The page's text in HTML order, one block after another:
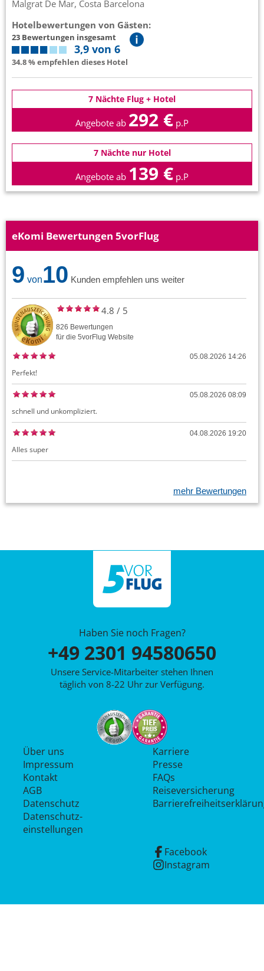
Malgrat De Mar, Costa Barcelona
Hotelbewertungen von Gästen:
23 Bewertungen insgesamt
3,9 von 6
34.8 % empfehlen dieses Hotel
7 Nächte Flug + Hotel
Angebote ab 292 € p.P
7 Nächte nur Hotel
Angebote ab 139 € p.P
eKomi Bewertungen 5vorFlug
9 von10 Kunden empfehlen uns weiter
4.8 / 5
826 Bewertungen
für die 5vorFlug Website
05.08.2026 14:26
Perfekt!
05.08.2026 08:09
schnell und unkompliziert.
04.08.2026 19:20
Alles super
mehr Bewertungen
Haben Sie noch Fragen?
+49 2301 94580650
Unsere Service-Mitarbeiter stehen Ihnen
täglich von 8-22 Uhr zur Verfügung.
Über uns
Impressum
Kontakt
AGB
Datenschutz
Datenschutz­
einstellungen
Karriere
Presse
FAQs
Reiseversicherung
Facebook
Instagram